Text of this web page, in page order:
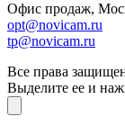
Офис продаж,
opt@novicam.ru
tp@novicam.ru
Все права
Выделите ее и